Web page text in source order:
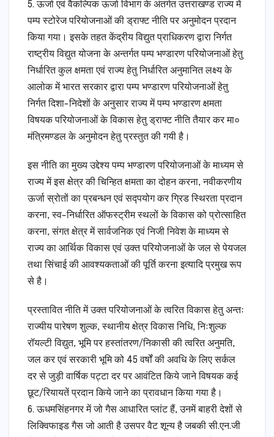
5. ऊर्जा एवं वैकल्पिक ऊर्जा विभाग के अंतर्गत उत्तराखण्ड राज्य में
पम्प स्टोरेज परियोजनाओं की ड्राफ्ट नीति पर अनुमोदन प्रदान
किया गया। इसके तहत केंद्रीय विद्युत प्राधिकरण द्वारा निर्गत
राष्ट्रीय विद्युत योजना के अन्तर्गत पम्प भण्डारण परियोजनाओं हेतु
निर्धारित कुल क्षमता एवं राज्य हेतु निर्धारित अनुमानित लक्ष्य के
आलोक में भारत सरकार द्वारा पम्प भण्डारण परियोजनाओं हेतु
निर्गत दिशा-निदेशों के अनुसार राज्य में पम्प भण्डारण क्षमता
विषयक परियोजनाओं के विकास हेतु ड्राफ्ट नीति तैयार कर मा०
मंत्रिमण्डल के अनुमोदन हेतु प्रस्तुत की गयी है।
इस नीति का मुख्य उद्देश्य पम्प भण्डारण परियोजनाओं के माध्यम से
राज्य में इस क्षेत्र की चिन्हित क्षमता का दोहन करना, नवीकरणीय
ऊर्जा स्रोतों का प्रबन्धन एवं सद्पयोग कर ग्रिड स्थिरता प्रदान
करना, स्व-निर्धारित ऑफस्ट्रीम स्थलों के विकास को प्रोत्साहित
करना, संगत क्षेत्र में सार्वजनिक एवं निजी निवेश के माध्यम से
राज्य का आर्थिक विकास एवं उक्त परियोजनाओं के जल से पेयजल
तथा सिंचाई की आवश्यकताओं की पूर्ति करना इत्यादि प्रमुख रूप
से है।
प्रस्तावित नीति में उक्त परियोजनाओं के त्वरित विकास हेतु अन्तः
राज्यीय पारेषण शुल्क, स्थानीय क्षेत्र विकास निधि, निःशुल्क
रॉयल्टी विद्युत, भूमि पर हस्तांतरण/निकासी की त्वरित अनुमति,
जल कर एवं सरकारी भूमि को 45 वर्षों की अवधि के लिए सर्कल
दर से जुड़ी वार्षिक पट्टा दर पर आवंटित किये जाने विषयक कई
छूट/रियायतें प्रदान किये जाने का प्रावधान किया गया है।
6. ऊधमसिंहनगर में जो गैस आधारित प्लांट हैं, उनमें बाहरी देशों से
लिक्विफाइड गैस जो आती है उसपर वैट शून्य है जबकी सी.एन.जी